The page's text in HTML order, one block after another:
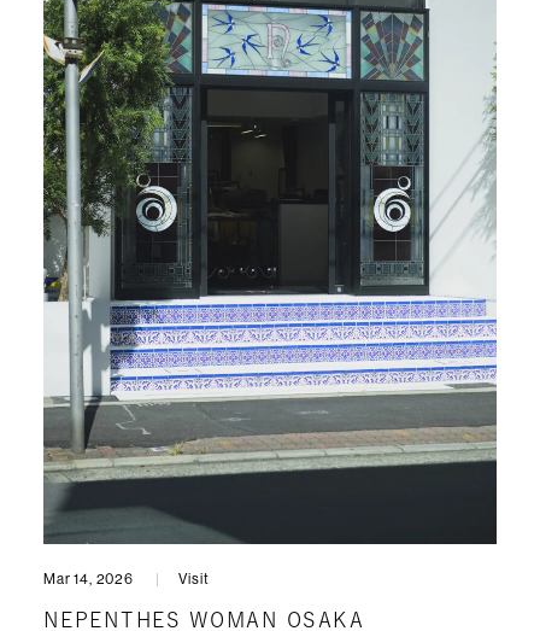
Mar 14, 2026 Visit
NEPENTHES WOMAN OSAKA